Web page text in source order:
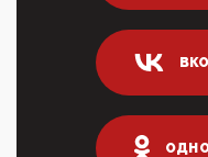
Суммарное
крупных банках по
млрд руб. ...
03:01, 10 Апреля 2026
что союзники
энергети...